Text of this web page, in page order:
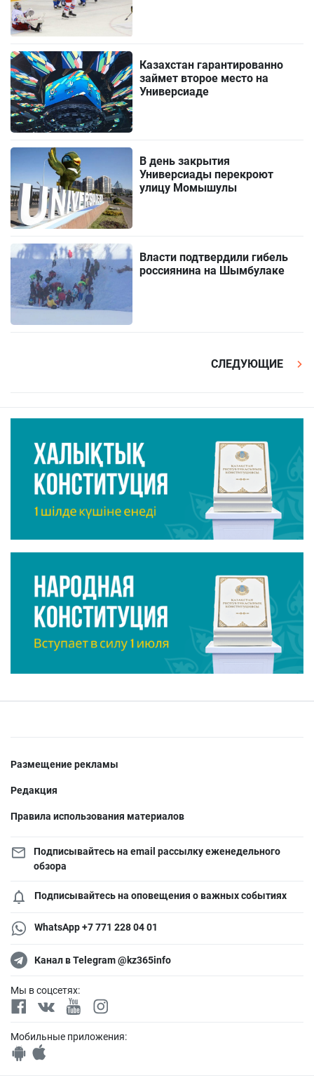
Казахстан гарантированно
займет второе место на
Универсиаде
В день закрытия
Универсиады перекроют
улицу Момышулы
Власти подтвердили гибель
россиянина на Шымбулаке
СЛЕДУЮЩИЕ
Размещение рекламы
Редакция
Правила использования материалов
Подписывайтесь на email рассылку еженедельного
обзора
Подписывайтесь на оповещения о важных событиях
WhatsApp +7 771 228 04 01
Канал в Telegram @kz365info
Мы в соцсетях:
Мобильные приложения: